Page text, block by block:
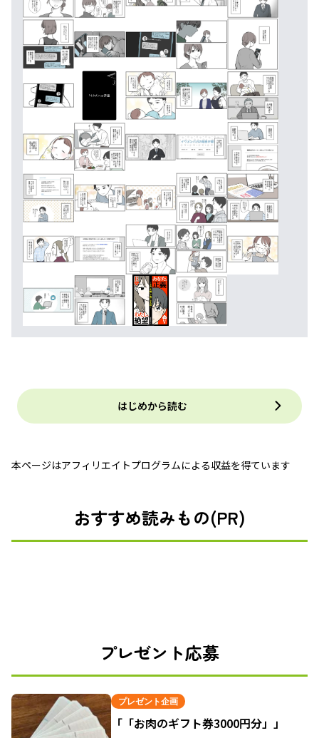
はじめから読む
本ページはアフィリエイトプログラムによる収益を得ています
おすすめ読みもの(PR)
プレゼント応募
プレゼント企画
「「お肉のギフト券3000円分」」